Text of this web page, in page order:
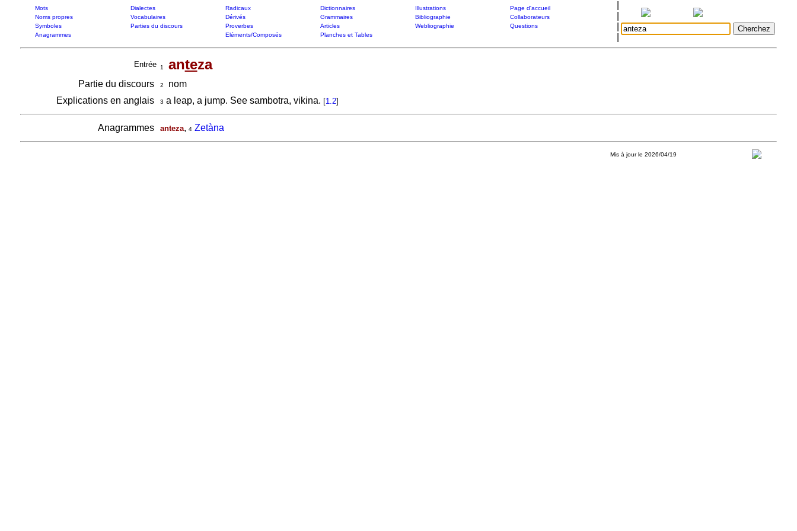
Mots Dialectes Radicaux Dictionnaires Illustrations
Page d'accueil
Noms propres
Vocabulaires Dérivés Grammaires Bibliographie
Collaborateurs
Symboles
Parties du discours Proverbes Articles Webliographie
Questions
Anagrammes
Eléments/Composés Planches et Tables
Entrée 1 anteza
Partie du discours 2
nom
Explications en anglais
3 a leap, a jump. See sambotra, vikina. [1.2]
Anagrammes anteza, 4 Zetàna
Mis à jour le 2026/04/19